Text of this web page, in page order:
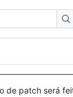
de patch será